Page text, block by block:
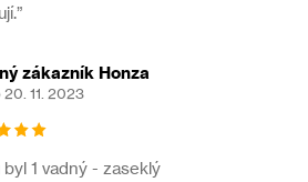
zákazník Honza
20. 11. 2023
byl 1 vadný - zaseklý